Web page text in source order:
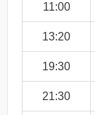
11:00
13:20
19:30
21:30